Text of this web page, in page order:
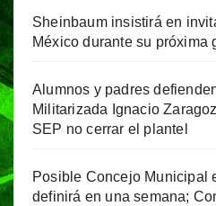
Sheinbaum insistirá en
México durante su próxima
Alumnos y padres
Militarizada Ignacio
SEP no cerrar el plantel
Posible Concejo Municipal
definirá en una semana;